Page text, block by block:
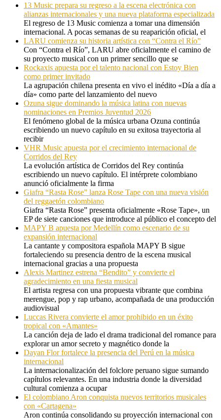
13 Music prepara su regreso a la escena electrónica con
alianzas internacionales y una nueva plataforma especializada
El regreso de 13 Music comienza a tomar una dimensión
internacional. A pocas semanas de su reaparición oficial, el
LARU comienza su historia artística con “Contra el Río”
Con “Contra el Río”, LARU abre oficialmente el camino de
su proyecto musical con un primer sencillo que se
Rockaxis apuesta por el talento nacional con Estoy Bien
como primer invitado
La agrupación chilena presenta en vivo el inédito «Día a día a
día» como parte del lanzamiento del nuevo
Ozuna sigue dominando la música latina con nuevas
nominaciones en Premios Juventud 2026
El fenómeno global de la música urbana Ozuna continúa
escribiendo un nuevo capítulo en su exitosa trayectoria al
recibir
VHR Music apuesta por el crecimiento internacional de
Corridos del Rey
La evolución artística de Corridos del Rey continúa
escribiendo un nuevo capítulo. El intérprete colombiano
anunció oficialmente la firma
Giafra “Rasta Rose” lanza Rose Tape con una nueva visión
del reggaetón colombiano
Giafra “Rasta Rose” presenta oficialmente «Rose Tape», un
EP de siete canciones que introduce al público el concepto del
MAPY B apuesta por Medellín como escenario de su
expansión internacional
La cantante y compositora española MAPY B sigue
fortaleciendo su presencia dentro de la escena musical
internacional gracias a una propuesta
Alexis Martinez estrena “Bendito” y convierte el
agradecimiento en una fiesta musical
El artista regresa con una propuesta vibrante que combina
merengue, pop y rap urbano, acompañada de una producción
audiovisual
Luccas Rivera convierte el amor prohibido en un éxito
tropical con «Amantes»
La canción deja de lado el drama tradicional del romance para
explorar un amor secreto y magnético donde la
Dayan Flor fortalece la presencia del Perú en la música
internacional
La internacionalización del folclore peruano sigue sumando
capítulos relevantes. En una industria donde la diversidad
cultural comienza a ocupar
El colombiano Aron conquista nuevos territorios musicales
con «Cartagena»
Aron continúa consolidando su proyección internacional con